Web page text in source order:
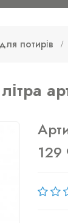
потирів
129